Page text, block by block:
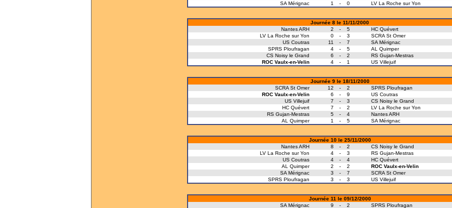
SA Mérignac
1 - 0 LV La Roche sur Yon
Journée 8 le 11/11/2000
Nantes ARH
2 - 5
HC Quévert
LV La Roche sur Yon
0 - 3
SCRA St Omer
US Coutras
11 - 7
SA Mérignac
SPRS Ploufragan
4 - 5
AL Quimper
CS Noisy le Grand
6 - 2
RS Gujan-Mestras
ROC Vaulx-en-Velin
4 - 1 US Villejuif
Journée 9 le 18/11/2000
SCRA St Omer
12 - 2
SPRS Ploufragan
ROC Vaulx-en-Velin
6 - 9
US Coutras
US Villejuif
7 - 3
CS Noisy le Grand
HC Quévert
7 - 2
LV La Roche sur Yon
RS Gujan-Mestras
5 - 4
Nantes ARH
AL Quimper
1 - 5 SA Mérignac
Journée 10 le 25/11/2000
Nantes ARH
8 - 2
CS Noisy le Grand
LV La Roche sur Yon
4 - 3
RS Gujan-Mestras
US Coutras
4 - 4
HC Quévert
AL Quimper
2 - 2
ROC Vaulx-en-Velin
SA Mérignac
3 - 7
SCRA St Omer
SPRS Ploufragan
3 - 3 US Villejuif
Journée 11 le 09/12/2000
SA Mérignac
9 - 2 SPRS Ploufragan